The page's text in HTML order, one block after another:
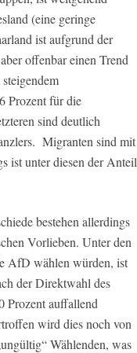
(eine geringe
ist aufgrund der
offenbar einen Trend
Prozent für die
sind deutlich
Migranten sind mit
ist unter diesen der Anteil
bestehen allerdings
Vorlieben. Unter den
AfD wählen würden, ist
der Direktwahl des
Prozent auffallend
wird dies noch von
Wählenden, was